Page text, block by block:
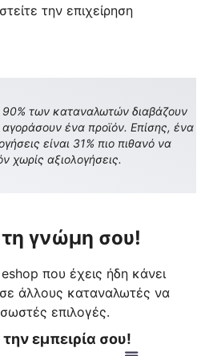
την επιχείρηση
90% των καταναλωτών διαβάζουν
αγοράσουν ένα προϊόν. Επίσης, ένα
είναι 31% πιο πιθανό να
χωρίς αξιολογήσεις.
γνώμη σου!
που έχεις ήδη κάνει
άλλους καταναλωτές να
επιλογές.
εμπειρία σου!